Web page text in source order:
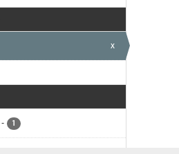
x
- 1